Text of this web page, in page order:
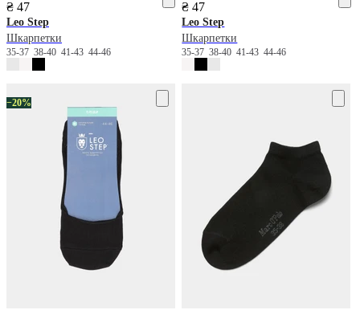
₴ 47
Leo Step
Шкарпетки
35-37 38-40 41-43 44-46
₴ 47
Leo Step
Шкарпетки
35-3738-4041-4344-46
−20%